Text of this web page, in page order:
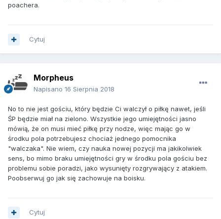
poachera.
Cytuj
Morpheus
Napisano 16 Sierpnia 2018
No to nie jest gościu, który będzie Ci walczył o piłkę nawet, jeśli
ŚP będzie miał na zielono. Wszystkie jego umiejętności jasno
mówią, że on musi mieć piłkę przy nodze, więc mając go w
środku pola potrzebujesz chociaż jednego pomocnika
"walczaka". Nie wiem, czy nauka nowej pozycji ma jakikolwiek
sens, bo mimo braku umiejętności gry w środku pola gościu bez
problemu sobie poradzi, jako wysunięty rozgrywający z atakiem.
Poobserwuj go jak się zachowuje na boisku.
Cytuj